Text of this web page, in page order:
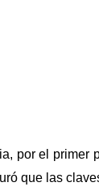
por el
que las